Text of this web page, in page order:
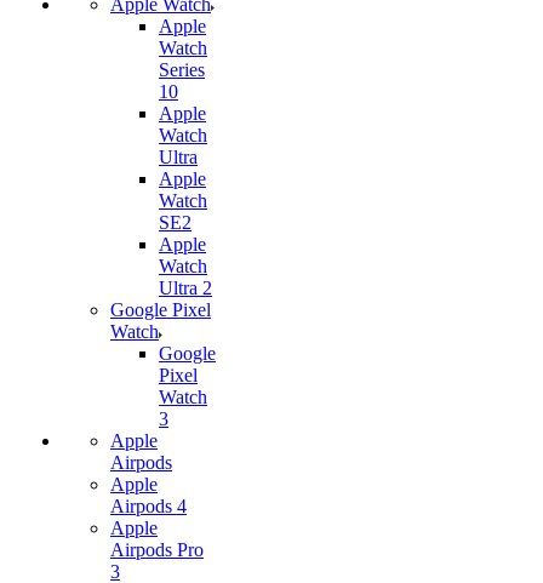
Apple Watch
Apple
Watch
Series
10
Apple
Watch
Ultra
Apple
Watch
SE2
Apple
Watch
Ultra 2
Google Pixel
Watch
Google
Pixel
Watch
3
Apple
Airpods
Apple
Airpods 4
Apple
Airpods Pro
3